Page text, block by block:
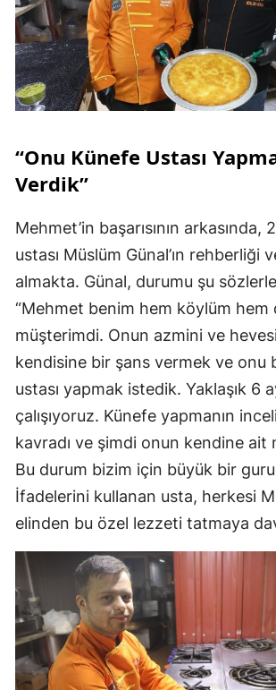
“Onu Künefe Ustası
Verdik”
Mehmet’in başarısının arkasında,
ustası Müslüm Günal’ın rehberliği
almakta. Günal, durumu şu
“Mehmet benim hem köylüm hem
müşterimdi. Onun azmini ve
kendisine bir şans vermek ve onu
ustası yapmak istedik. Yaklaşık 6
çalışıyoruz. Künefe yapmanın
kavradı ve şimdi onun kendine ait
Bu durum bizim için büyük bir
İfadelerini kullanan usta, herkesi
elinden bu özel lezzeti tatmaya